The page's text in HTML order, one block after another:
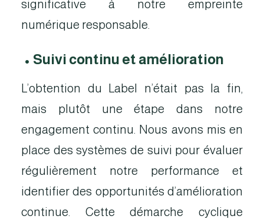
significative à notre empreinte
numérique responsable.
• Suivi continu et amélioration
L’obtention du Label n’était pas la fin,
mais plutôt une étape dans notre
engagement continu. Nous avons mis en
place des systèmes de suivi pour évaluer
régulièrement notre performance et
identifier des opportunités d’amélioration
continue. Cette démarche cyclique